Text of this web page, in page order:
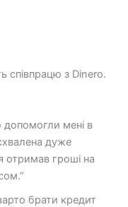
співпрацю з Dinero.
допомогли мені в
дуже
отримав гроші на
брати кредит